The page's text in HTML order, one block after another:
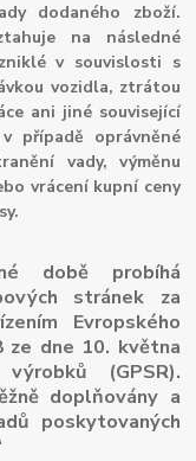
dodaného zboží.
na následné
v souvislosti s
vozidla, ztrátou
ani jiné související
případě oprávněné
vady, výměnu
vrácení kupní ceny
době probíhá
stránek za
Evropského
ze dne 10. května
(GPSR).
doplňovány a
poskytovaných